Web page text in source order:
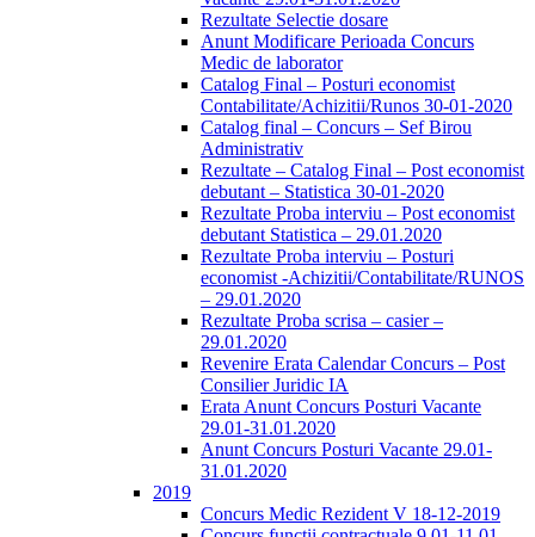
Rezultate Selectie dosare
Anunt Modificare Perioada Concurs
Medic de laborator
Catalog Final – Posturi economist
Contabilitate/Achizitii/Runos 30-01-2020
Catalog final – Concurs – Sef Birou
Administrativ
Rezultate – Catalog Final – Post economist
debutant – Statistica 30-01-2020
Rezultate Proba interviu – Post economist
debutant Statistica – 29.01.2020
Rezultate Proba interviu – Posturi
economist -Achizitii/Contabilitate/RUNOS
– 29.01.2020
Rezultate Proba scrisa – casier –
29.01.2020
Revenire Erata Calendar Concurs – Post
Consilier Juridic IA
Erata Anunt Concurs Posturi Vacante
29.01-31.01.2020
Anunt Concurs Posturi Vacante 29.01-
31.01.2020
2019
Concurs Medic Rezident V 18-12-2019